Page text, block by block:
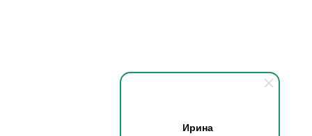
Ирина